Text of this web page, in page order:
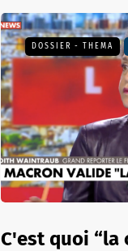
DOSSIER - THEMA
C'est quoi “la